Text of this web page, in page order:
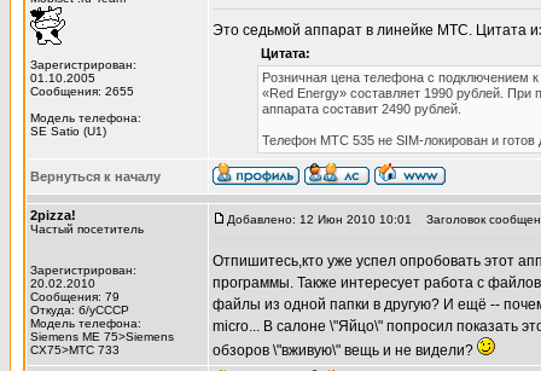
Зарегистрирован:
01.10.2005
Сообщения: 2655
Модель телефона:
SE Satio (U1)
Это седьмой аппарат в линейке МТС. Цитата
Цитата:
Розничная цена телефона с подключением
«Red Energy» составляет 1990 рублей.
аппарата составит 2490 рублей.
Телефон МТС 535 не SIM-локирован и
Вернуться к началу
2pizza!
Частый посетитель
Зарегистрирован:
20.02.2010
Сообщения: 79
Откуда: б/уСССР
Модель телефона:
Siemens ME 75>Siemens
CX75>MTC 733
Добавлено: 12 Июн 2010 10:01 Заголовок
Отпишитесь,кто уже успел опробовать этот
программы. Также интересует работа с
файлы из одной папки в другую? И ещё --
micro... В салоне \"Яйцо\" попросил показать
обзоров \"вживую\" вещь и не видели?